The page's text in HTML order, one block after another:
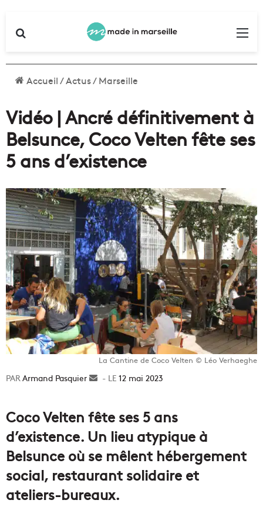
Accueil/Actus/Marseille
Vidéo | Ancré définitivement à
Belsunce, Coco Velten fête ses
5 ans d’existence
La Cantine de Coco Velten © Léo Verhaeghe
Armand Pasquier
Envoyer12 mai 2023
Coco Velten fête ses 5 ans
d’existence. Un lieu atypique à
Belsunce où se mêlent hébergement
social, restaurant solidaire et
ateliers-bureaux.